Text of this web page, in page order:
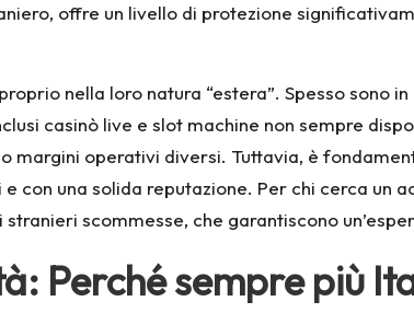
offre un livello di protezione
nella loro natura “estera”. Spesso sono
casinò live e slot machine non sempre
margini operativi diversi. Tuttavia, è
una solida reputazione. Per chi cerca un
stranieri scommesse, che garantiscono
Perché sempre più